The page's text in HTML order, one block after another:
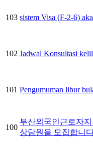
103 sistem Visa (F-2-6)
102 Jadwal Konsultasi
101 Pengumuman libur
100
부산외국인근로자
상담원을 모집합니